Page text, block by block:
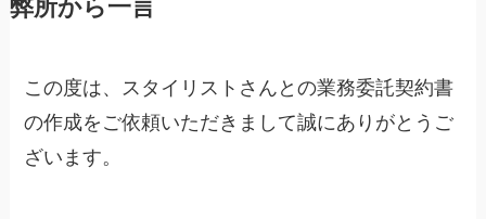
弊所から一言
この度は、スタイリストさんとの業務委託契約書
の作成をご依頼いただきまして誠にありがとうご
ざいます。